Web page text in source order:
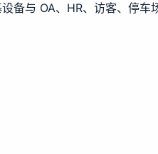
备与 OA、HR、访客、停车